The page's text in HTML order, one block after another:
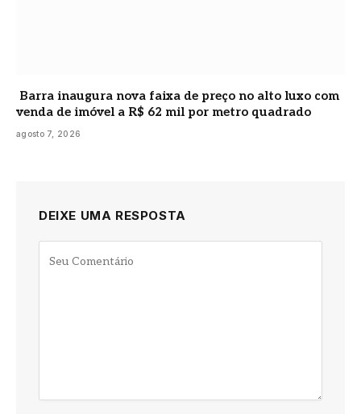
Barra inaugura nova faixa de preço no alto luxo com
venda de imóvel a R$ 62 mil por metro quadrado
agosto 7, 2026
DEIXE UMA RESPOSTA